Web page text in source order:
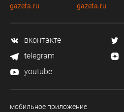
gazeta.ru
gazeta.ru
вконтакте
telegram
youtube
мобильное приложение